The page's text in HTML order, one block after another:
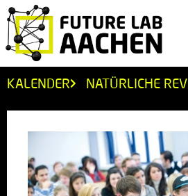
KALENDER NATÜRLICHE